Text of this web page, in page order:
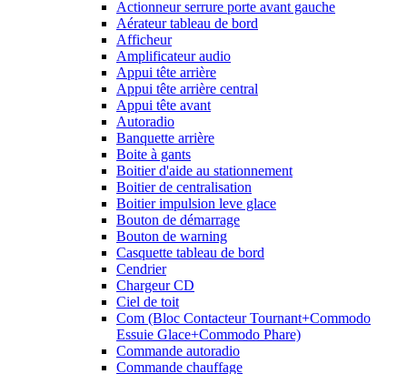
Actionneur serrure porte avant gauche
Aérateur tableau de bord
Afficheur
Amplificateur audio
Appui tête arrière
Appui tête arrière central
Appui tête avant
Autoradio
Banquette arrière
Boite à gants
Boitier d'aide au stationnement
Boitier de centralisation
Boitier impulsion leve glace
Bouton de démarrage
Bouton de warning
Casquette tableau de bord
Cendrier
Chargeur CD
Ciel de toit
Com (Bloc Contacteur Tournant+Commodo
Essuie Glace+Commodo Phare)
Commande autoradio
Commande chauffage